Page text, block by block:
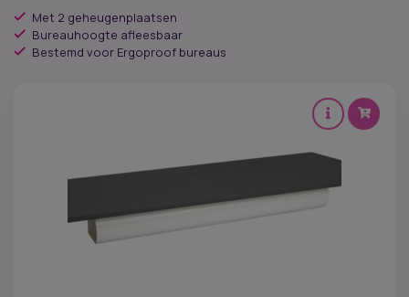
Met 2 geheugenplaatsen
Bureauhoogte afleesbaar
Bestemd voor Ergoproof bureaus